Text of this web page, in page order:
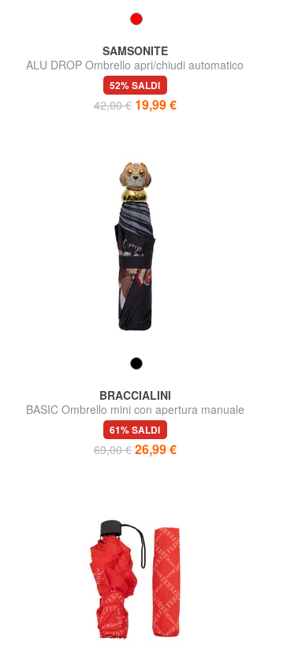
SAMSONITE
ALU DROP Ombrello apri/chiudi automatico
52% SALDI
42,00 € 19,99 €
BRACCIALINI
BASIC Ombrello mini con apertura manuale
61% SALDI
69,00 € 26,99 €